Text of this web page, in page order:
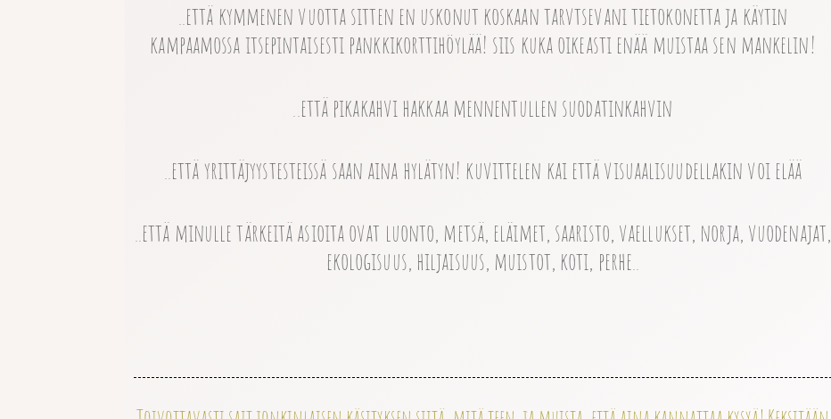
..että kymmenen vuotta sitten en uskonut koskaan tarvtsevani tietokonetta ja käytin
kampaamossa itsepintaisesti pankkikorttihöylää! siis kuka oikeasti enää muistaa sen mankelin!
..että pikakahvi hakkaa mennentullen suodatinkahvin
..että yrittäjyystesteissä saan aina hylätyn! kuvittelen kai että visuaalisuudellakin voi elää
..että minulle tärkeitä asioita ovat luonto, metsä, eläimet, saaristo, vaellukset, norja, vuodenajat,
ekologisuus, hiljaisuus, muistot, koti, perhe..